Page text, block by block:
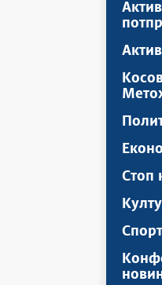
Стоп
Спорт